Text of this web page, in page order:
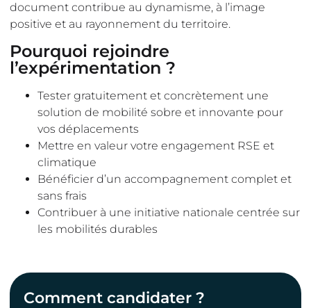
document contribue au dynamisme, à l’image
positive et au rayonnement du territoire.
Pourquoi rejoindre
l’expérimentation ?
Tester gratuitement et concrètement une
solution de mobilité sobre et innovante pour
vos déplacements
Mettre en valeur votre engagement RSE et
climatique
Bénéficier d’un accompagnement complet et
sans frais
Contribuer à une initiative nationale centrée sur
les mobilités durables
Comment candidater ?